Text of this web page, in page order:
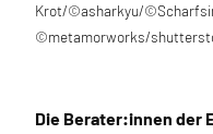
Krot/©asharkyu/
©metamorworks/
Die Berater:innen der